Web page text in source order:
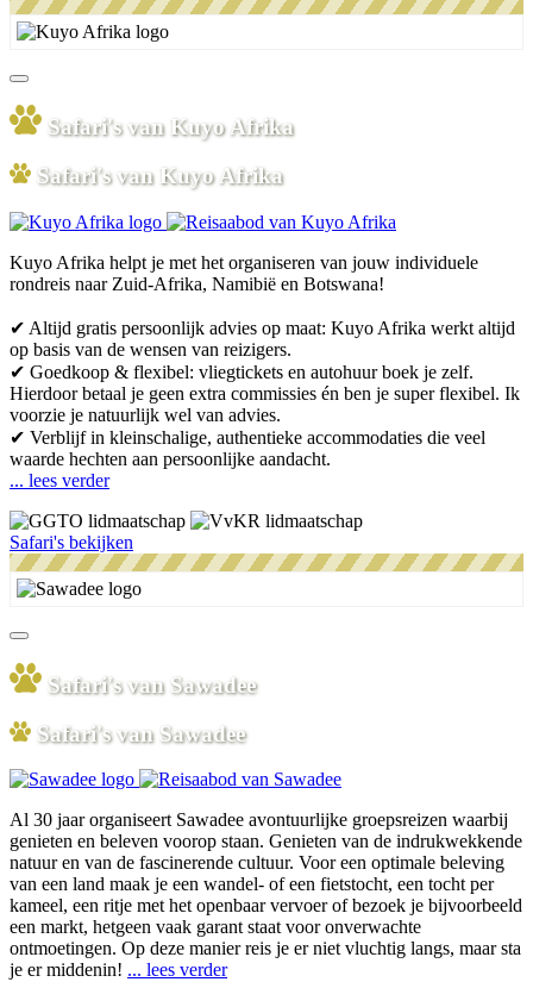
Safari's van Kuyo Afrika
Safari's van Kuyo Afrika
Kuyo Afrika helpt je met het organiseren van jouw individuele
rondreis naar Zuid-Afrika, Namibië en Botswana!
✔ Altijd gratis persoonlijk advies op maat: Kuyo Afrika werkt altijd
op basis van de wensen van reizigers.
✔ Goedkoop & flexibel: vliegtickets en autohuur boek je zelf.
Hierdoor betaal je geen extra commissies én ben je super flexibel. Ik
voorzie je natuurlijk wel van advies.
✔ Verblijf in kleinschalige, authentieke accommodaties die veel
waarde hechten aan persoonlijke aandacht.
... lees verder
Safari's bekijken
Safari's van Sawadee
Safari's van Sawadee
Al 30 jaar organiseert Sawadee avontuurlijke groepsreizen waarbij
genieten en beleven voorop staan. Genieten van de indrukwekkende
natuur en van de fascinerende cultuur. Voor een optimale beleving
van een land maak je een wandel- of een fietstocht, een tocht per
kameel, een ritje met het openbaar vervoer of bezoek je bijvoorbeeld
een markt, hetgeen vaak garant staat voor onverwachte
ontmoetingen. Op deze manier reis je er niet vluchtig langs, maar sta
je er middenin! ... lees verder